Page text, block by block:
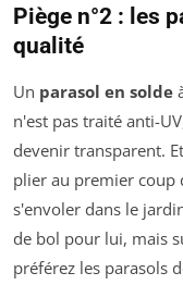
Piège n°2 : les
qualité
Un parasol en solde
n'est pas traité anti-
devenir transparent.
plier au premier coup
s'envoler dans le
de bol pour lui, mais
préférez les parasols